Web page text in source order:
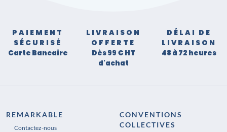
PAIEMENT
SÉCURISÉ
Carte Bancaire
LIVRAISON
OFFERTE
Dès 99 € HT
d'achat
DÉLAI DE
LIVRAISON
48 à 72 heures
REMARKABLE
Contactez-nous
CONVENTIONS
COLLECTIVES